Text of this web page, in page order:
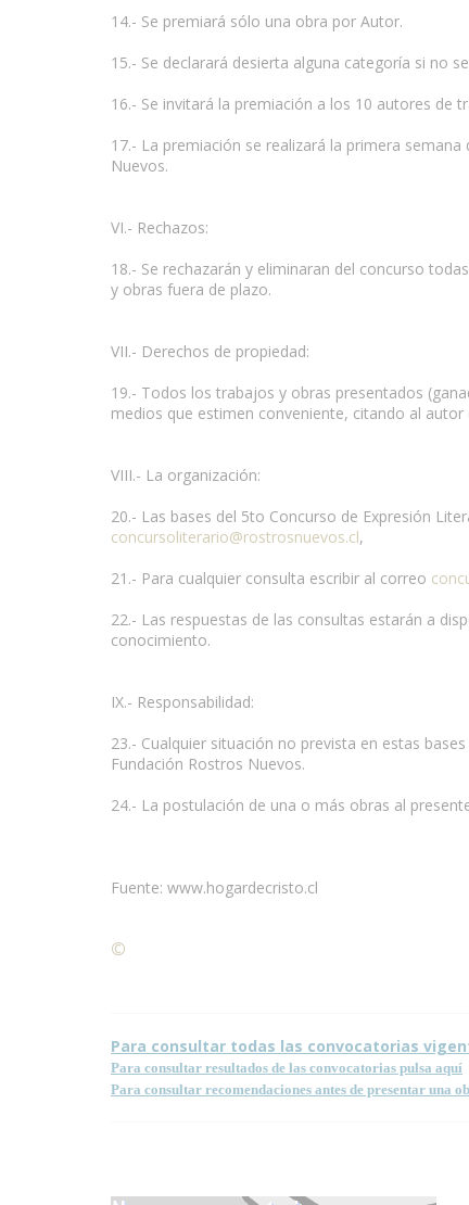
14.- Se premiará sólo una obra por Autor.
15.- Se declarará desierta alguna categoría si no
16.- Se invitará la premiación a los 10 autores de
17.- La premiación se realizará la primera
Nuevos.
VI.- Rechazos:
18.- Se rechazarán y eliminaran del concurso
y obras fuera de plazo.
VII.- Derechos de propiedad:
19.- Todos los trabajos y obras presentados
medios que estimen conveniente, citando al autor
VIII.- La organización:
20.- Las bases del 5to Concurso de Expresión
concursoliterario@rostrosnuevos.cl,
21.- Para cualquier consulta escribir al correo
22.- Las respuestas de las consultas estarán a
conocimiento.
IX.- Responsabilidad:
23.- Cualquier situación no prevista en estas
Fundación Rostros Nuevos.
24.- La postulación de una o más obras al
Fuente: www.hogardecristo.cl
©
Para consultar todas las convocatorias
Para consultar resultados de las convocatorias pulsa aquí
Para consultar recomendaciones antes de presentar una